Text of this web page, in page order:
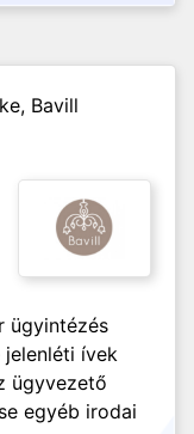
Bavill
ügyintézés
jelenléti ívek
ügyvezető
egyéb irodai